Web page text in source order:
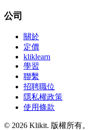
公司
關於
定價
kliklearn
學習
聯繫
招聘職位
隱私權政策
使用條款
© 2026 Klikit. 版權所有。